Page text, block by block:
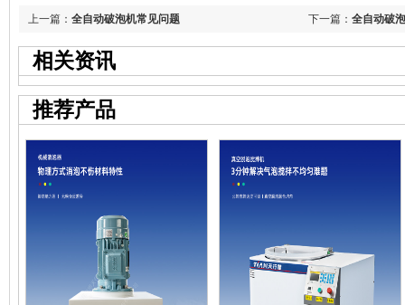
下一篇： 全自动破
上一篇： 全自动破泡机常见问题
相关资讯
推荐产品